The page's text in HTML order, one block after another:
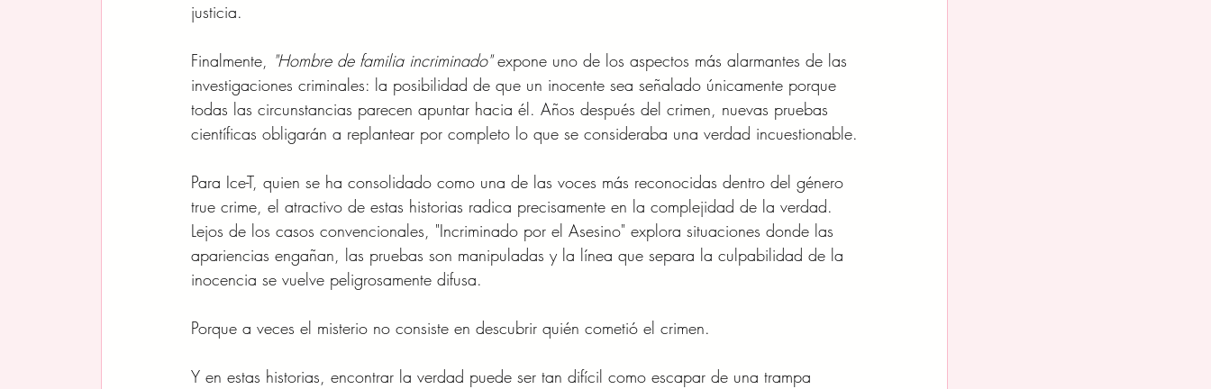
justicia.
Finalmente, "Hombre de familia incriminado" expone uno de los aspectos más alarmantes de las
investigaciones criminales: la posibilidad de que un inocente sea señalado únicamente porque
todas las circunstancias parecen apuntar hacia él. Años después del crimen, nuevas pruebas
científicas obligarán a replantear por completo lo que se consideraba una verdad incuestionable.
Para Ice-T, quien se ha consolidado como una de las voces más reconocidas dentro del género
true crime, el atractivo de estas historias radica precisamente en la complejidad de la verdad.
Lejos de los casos convencionales, "Incriminado por el Asesino" explora situaciones donde las
apariencias engañan, las pruebas son manipuladas y la línea que separa la culpabilidad de la
inocencia se vuelve peligrosamente difusa.
Porque a veces el misterio no consiste en descubrir quién cometió el crimen.
Y en estas historias, encontrar la verdad puede ser tan difícil como escapar de una trampa